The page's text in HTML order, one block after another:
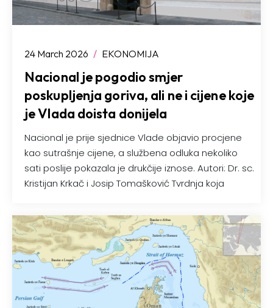
24 March 2026 / EKONOMIJA
Nacional je pogodio smjer
poskupljenja goriva, ali ne i cijene koje
je Vlada doista donijela
Nacional je prije sjednice Vlade objavio procjene
kao sutrašnje cijene, a službena odluka nekoliko
sati poslije pokazala je drukčije iznose. Autori: Dr. sc.
Kristijan Krkač i Josip Tomašković Tvrdnja koja